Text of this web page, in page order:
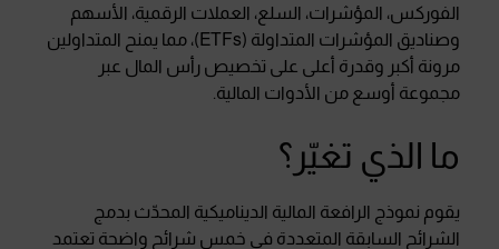
الفوركس، المؤشرات، السلع، العملات الرقمية، الأسهم
وصناديق المؤشرات المتداولة (ETFs)، مما يمنح المتداولين
مرونة أكبر وقدرة أعلى على تخصيص رأس المال عبر
مجموعة أوسع من الأدوات المالية.
ما الذي تغيّر؟
يقوم نموذج الرافعة المالية الديناميكية المحدّث بدمج
الشرائح السابقة المتعددة في خمس شرائح واضحة تعتمد